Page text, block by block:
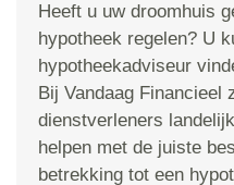
Heeft u uw droomhuis
hypotheek regelen? U
hypotheekadviseur
Bij Vandaag Financieel
dienstverleners
helpen met de juiste
betrekking tot een